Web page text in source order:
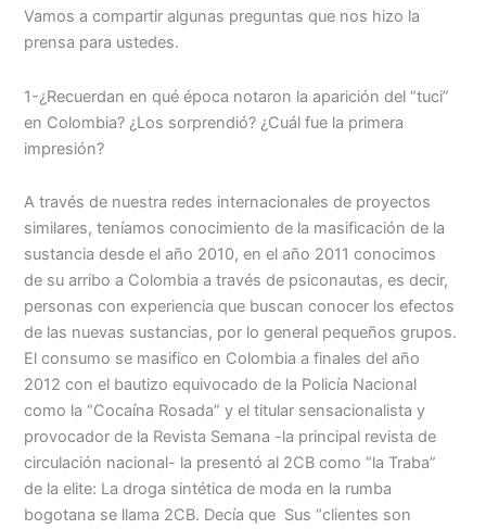
Vamos a compartir algunas preguntas que nos hizo la
prensa para ustedes.
1-¿Recuerdan en qué época notaron la aparición del “tuci”
en Colombia? ¿Los sorprendió? ¿Cuál fue la primera
impresión?
A través de nuestra redes internacionales de proyectos
similares, teníamos conocimiento de la masificación de la
sustancia desde el año 2010, en el año 2011 conocimos
de su arribo a Colombia a través de psiconautas, es decir,
personas con experiencia que buscan conocer los efectos
de las nuevas sustancias, por lo general pequeños grupos.
El consumo se masifico en Colombia a finales del año
2012 con el bautizo equivocado de la Policía Nacional
como la “Cocaína Rosada” y el titular sensacionalista y
provocador de la Revista Semana -la principal revista de
circulación nacional- la presentó al 2CB como “la Traba”
de la elite: La droga sintética de moda en la rumba
bogotana se llama 2CB. Decía que Sus “clientes son